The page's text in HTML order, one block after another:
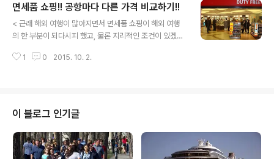
면 매달 내는 모게지는 차곡차곡 쌓이는데 말입니다!! 라고
이야기를 해 바이어들의 마음을 흔들어 놓습니다. 그런데
개인이 처한 주변 환경에 따라 모든 이들이 주택을 구입을
한인들은 한국의 전세 제도를 부러워 하면서 미국의 월세
면세품 쇼핑!! 공항마다 다른 가격 비교하기!!
< 근래 해외 여행이 많아지면서 면세품 쇼핑이 해외 여행
의 한 부분이 되다시피 했고, 물론 지리적인 조건이 있겠지
목적이라고 이야기를 하는 언론들을 보면서 마치 해외 여
서 면세점의 가격과 쇼핑의 실태 그리고 더나아가 면세점
쇼핑에서 과연 싸게 구입을 하는 곳일까? 하는 내용으로 기
고를 해 면세점 쇼핑이 최고의 관심사로 떠오른 우리 미주
한인과 본국에 계시는 분들의 모습을 잠시 투영을 시켜 보
1 0 2015. 10. 2.
이 블로그 인기글